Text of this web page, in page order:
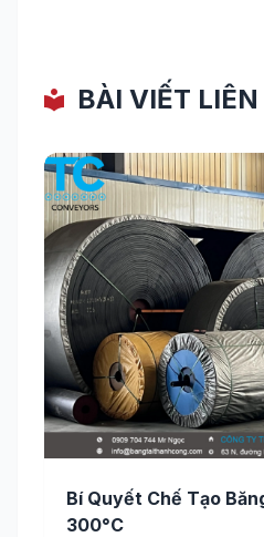
BÀI VIẾT
Bí Quyết Chế Tạo
300°C